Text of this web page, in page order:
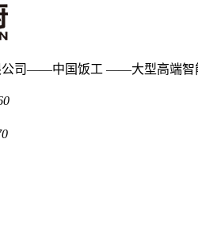
公司——中国饭工 ——大型高端智